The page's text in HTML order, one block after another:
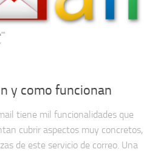
y como funcionan
tiene mil funcionalidades que
cubrir aspectos muy concretos,
de este servicio de correo. Una